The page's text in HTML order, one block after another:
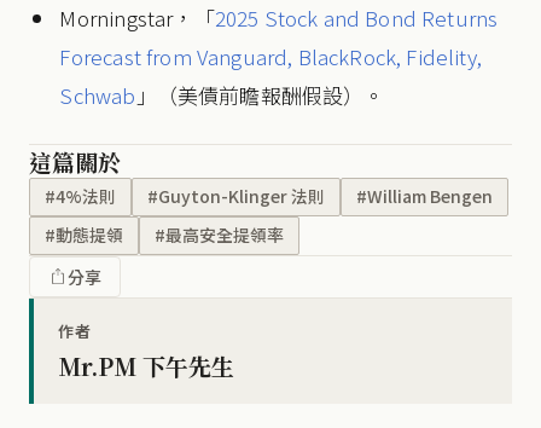
Morningstar，「2025 Stock and Bond Returns
Forecast from Vanguard, BlackRock, Fidelity,
Schwab 」（美債前瞻報酬假設）。
這篇關於
#4%法則 #Guyton-Klinger 法則
#William Bengen
#動態提領
#最高安全提領率
分享
作者
Mr.PM 下午先生